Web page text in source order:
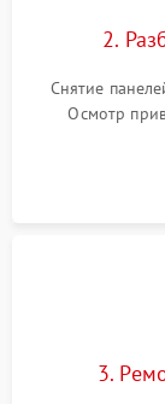
2.
Снятие
Осмотр
3.